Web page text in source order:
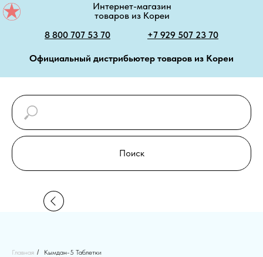
Интернет-магазин
товаров из Кореи
8 800 707 53 70
+7 929 507 23 70
Официальный дистрибьютер товаров из Кореи
Поиск
Главная / Кымдан-5 Таблетки